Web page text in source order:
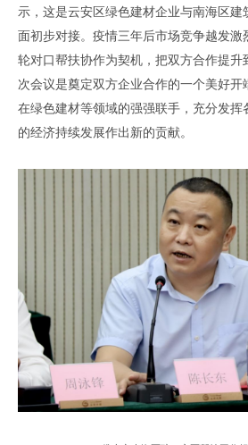
示 ， 这是云安区绿色建材企业与南海区建
面初步对接。 疫情三年后市场竞争越发激
轮对口帮扶协作为契机， 把双方合作提升
次会议是奠定双方企业合作的一个美好开
在绿色建材等领域的强强联手 ， 充分发挥
的经济持续发展作出新的贡献。